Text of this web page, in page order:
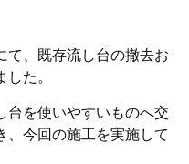
て、既存流し台の撤去お
た。
台を使いやすいものへ交
、今回の施工を実施して